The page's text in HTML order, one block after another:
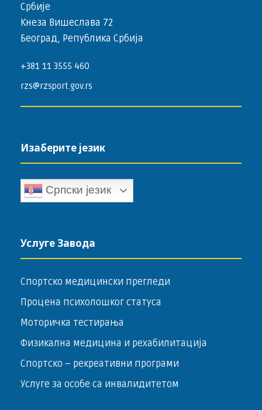
Србије
Кнеза Вишеслава 72
Београд, Република Србија
+381 11 3555 460
rzs@rzsport.gov.rs
Изаберите језик
Српски језик
Услуге Завода
Спортско медицински прегледи
Процена психолошког статуса
Моторичка тестирања
Физикална медицина и рехабилитација
Спортско – ­рекреативни програми
Услуге за особе са инвалидитетом